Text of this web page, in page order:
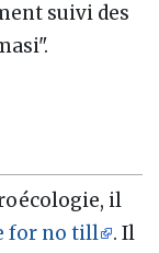
suivi des
il
for no till
. Il